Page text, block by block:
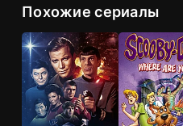
Похожие сериалы